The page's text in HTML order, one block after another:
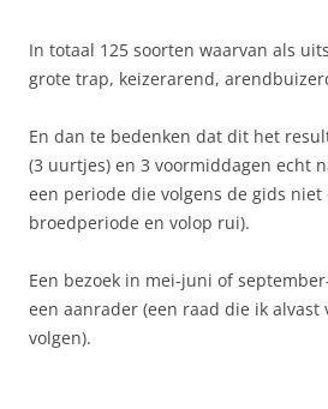
In totaal 125 soorten waarvan als
grote trap, keizerarend,
En dan te bedenken dat dit het
(3 uurtjes) en 3 voormiddagen echt
een periode die volgens de gids
broedperiode en volop rui).
Een bezoek in mei-juni of
een aanrader (een raad die ik alvast
volgen).